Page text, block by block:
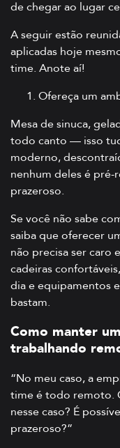
de chegar ao lugar
A seguir estão
aplicadas hoje
time. Anote aí!
Ofereça um
Mesa de sinuca,
todo canto — isso
moderno,
nenhum deles é
prazeroso.
Se você não sabe
saiba que oferecer
não precisa ser caro
cadeiras
dia e equipamentos
bastam.
Como manter
trabalhando
“No meu caso, a
time é todo remoto.
nesse caso? É
prazeroso?”